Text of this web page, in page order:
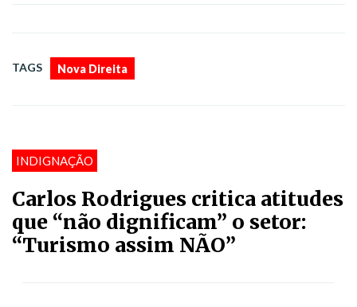
TAGS Nova Direita
INDIGNAÇÃO
Carlos Rodrigues critica atitudes
que “não dignificam” o setor:
“Turismo assim NÃO”